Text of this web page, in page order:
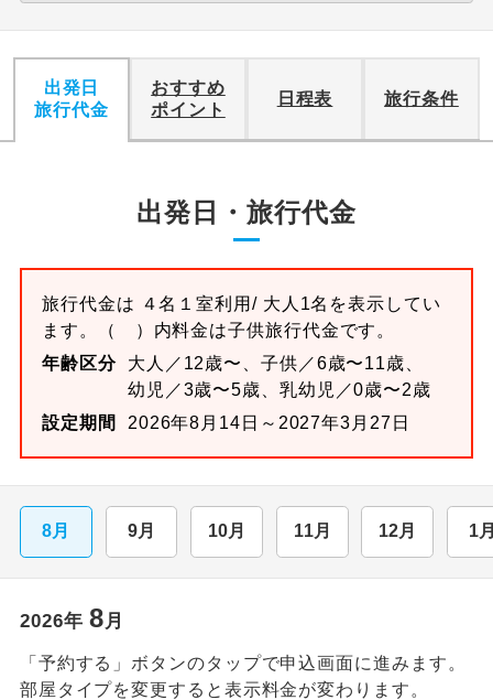
出発日
旅行代金
おすすめ
ポイント
日程表 旅行条件
出発日・旅行代金
旅行代金は ４名１室利用/ 大人1名を表示してい
ます。
（ ）内料金は子供旅行代金です。
年齢区分
大人／12歳〜、子供／6歳〜11歳、
幼児／3歳〜5歳、乳幼児／0歳〜2歳
設定期間
2026年8月14日～2027年3月27日
8月 9月 10月 11月 12月 1
2026年 8月
「予約する」ボタンのタップで申込画面に進みます。
部屋タイプを変更すると表示料金が変わります。